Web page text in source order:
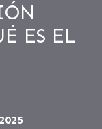
ES EL